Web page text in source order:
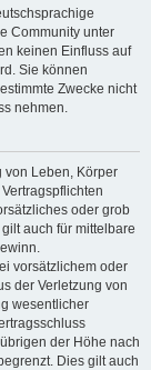
Community unter
keinen Einfluss auf
Sie können
Zwecke nicht
nehmen.
von Leben, Körper
oder grob
auch für mittelbare
vorsätzlichem oder
der Verletzung von
wesentlicher
der Höhe nach
Dies gilt auch